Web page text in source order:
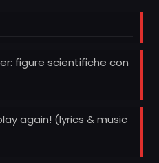
figure scientifiche con
again! (lyrics & music